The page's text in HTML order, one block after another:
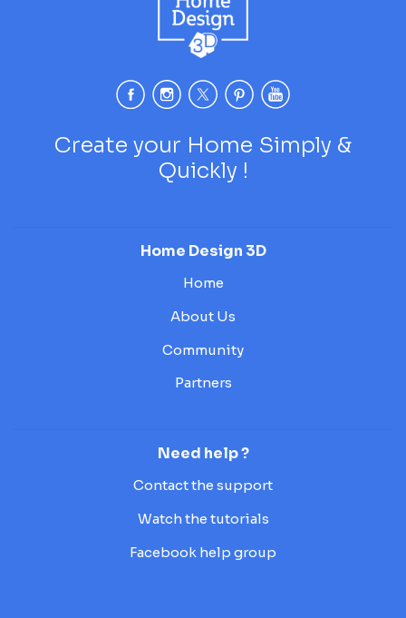
Create your Home Simply &
Quickly !
Home Design 3D
Home
About Us
Community
Partners
Need help ?
Contact the support
Watch the tutorials
Facebook help group